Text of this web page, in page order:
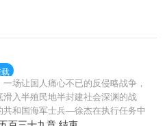
拼命献殷勤：“徒儿真乖，这本师门
师亲手炖的鸡汤给你补补身子，帮
任务方便你刷分……”然而……他辛苦
，徒弟练完走火入魔；炖的鸡汤用
，徒弟吃完看见跳舞的小人；简单
，徒弟差点噶在那里晏淮流毫不
巧的徒弟抹眼泪：“真好啊，太不容易
花养成了！”谁知系统上线第一句话
场让国人痛心不已的反侵略战争，
滑入半殖民地半封建社会深渊的战
共和国海军士兵—徐杰在执行任务中